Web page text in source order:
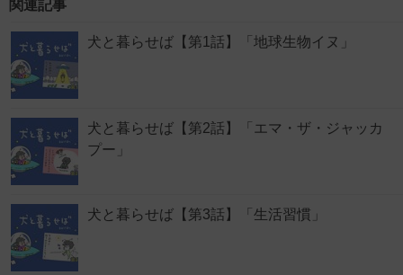
関連記事
犬と暮らせば【第1話】「地球生物イヌ」
犬と暮らせば【第2話】「エマ・ザ・ジャッカ
プー」
犬と暮らせば【第3話】「生活習慣」